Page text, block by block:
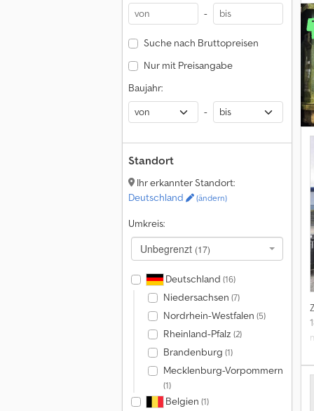
-
Suche nach Bruttopreisen
Nur mit Preisangabe
Baujahr:
-
Standort
Ihr erkannter Standort:
Deutschland
(ändern)
Umkreis:
Unbegrenzt (17)
Deutschland (16)
Niedersachsen (7)
Nordrhein-Westfalen (5)
Rheinland-Pfalz (2)
Brandenburg (1)
Mecklenburg-Vorpommern
(1)
Belgien (1)